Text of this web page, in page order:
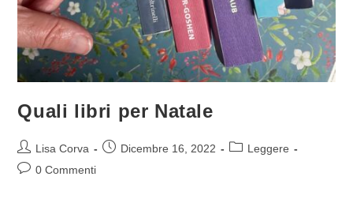
Quali libri per Natale
Lisa Corva Dicembre 16, 2022
Leggere
0 Commenti